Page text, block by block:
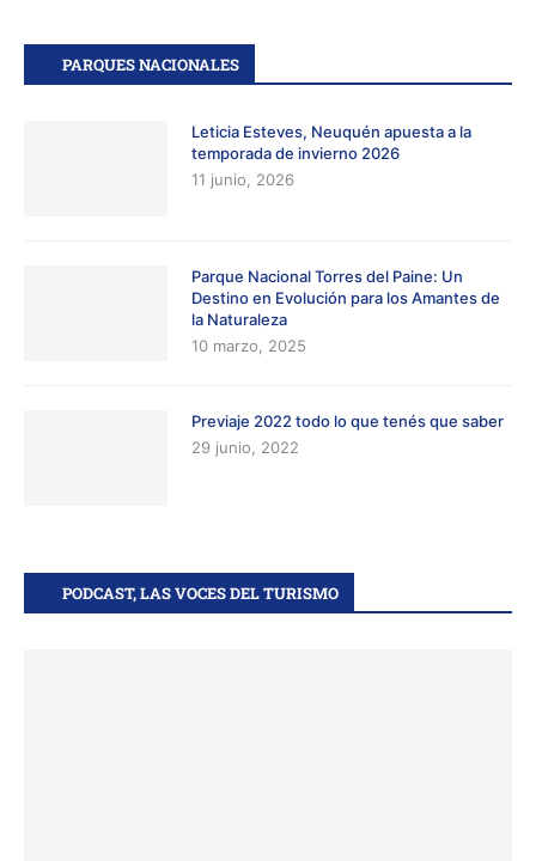
PARQUES NACIONALES
Leticia Esteves, Neuquén apuesta a la
temporada de invierno 2026
11 junio, 2026
Parque Nacional Torres del Paine: Un
Destino en Evolución para los Amantes de
la Naturaleza
10 marzo, 2025
Previaje 2022 todo lo que tenés que saber
29 junio, 2022
PODCAST, LAS VOCES DEL TURISMO